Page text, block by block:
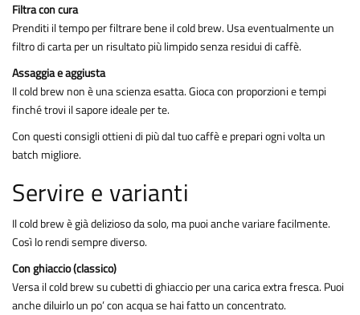
Filtra con cura
Prenditi il tempo per filtrare bene il cold brew. Usa eventualmente un
filtro di carta per un risultato più limpido senza residui di caffè.
Assaggia e aggiusta
Il cold brew non è una scienza esatta. Gioca con proporzioni e tempi
finché trovi il sapore ideale per te.
Con questi consigli ottieni di più dal tuo caffè e prepari ogni volta un
batch migliore.
Servire e varianti
Il cold brew è già delizioso da solo, ma puoi anche variare facilmente.
Così lo rendi sempre diverso.
Con ghiaccio (classico)
Versa il cold brew su cubetti di ghiaccio per una carica extra fresca. Puoi
anche diluirlo un po’ con acqua se hai fatto un concentrato.